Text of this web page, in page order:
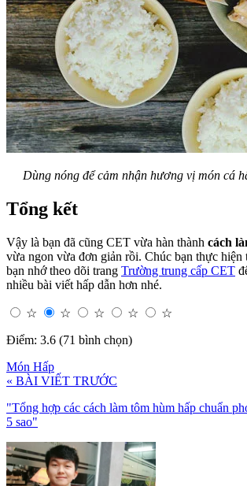
Dùng nóng để cảm nhận hương vị món cá
Tổng kết
Vậy là bạn đã cũng CET vừa hàn thành cách
vừa ngon vừa đơn giản rồi. Chúc bạn thực hiện
bạn nhớ theo dõi trang Trường trung cấp CET
nhiều bài viết hấp dẫn hơn nhé.
☆ ☆ ☆ ☆
☆
Điểm: 3.6 (71 bình chọn)
Món Hấp
« BÀI VIẾT TRƯỚC
"Tổng hợp các cách làm tôm hùm hấp chuẩn
5 sao"